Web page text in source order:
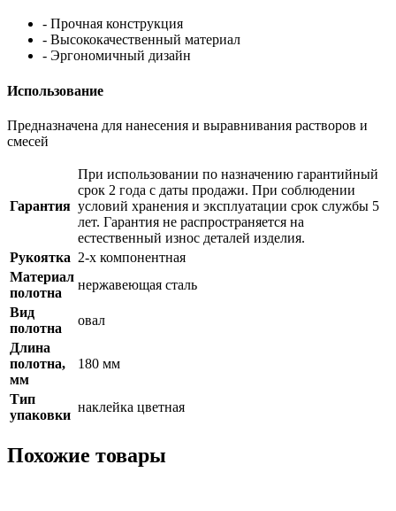
- Прочная конструкция
- Высококачественный материал
- Эргономичный дизайн
Использование
Предназначена для нанесения и выравнивания растворов и
смесей
Гарантия
При использовании по назначению гарантийный
срок 2 года с даты продажи. При соблюдении
условий хранения и эксплуатации срок службы 5
лет. Гарантия не распространяется на
естественный износ деталей изделия.
Рукоятка 2-х компонентная
Материал
полотна
нержавеющая сталь
Вид
полотна
овал
Длина
полотна,
мм
180 мм
Тип
упаковки
наклейка цветная
Похожие товары